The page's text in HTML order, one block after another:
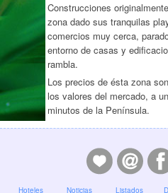
Construcciones
zona dado sus tranquilas
comercios muy cerca,
entorno de casas y
rambla.
Los precios de ésta zona
los valores del mercado, a
minutos de la Península.
Hoteles Noticias Listados